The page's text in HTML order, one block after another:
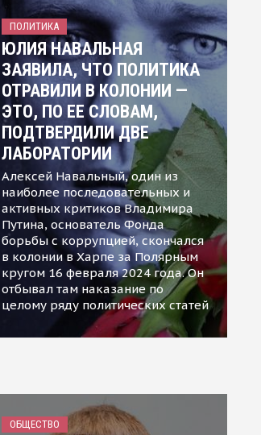
ПОЛИТИКА
ЮЛИЯ НАВАЛЬНАЯ
ЗАЯВИЛА, ЧТО ПОЛИТИКА
ОТРАВИЛИ В КОЛОНИИ —
ЭТО, ПО ЕЕ СЛОВАМ,
ПОДТВЕРДИЛИ ДВЕ
ЛАБОРАТОРИИ
Алексей Навальный, один из
наиболее последовательных и
активных критиков Владимира
Путина, основатель Фонда
борьбы с коррупцией, скончался
в колонии в Харпе за Полярным
кругом 16 февраля 2024 года. Он
отбывал там наказание по
целому ряду политических статей
ОБЩЕСТВО